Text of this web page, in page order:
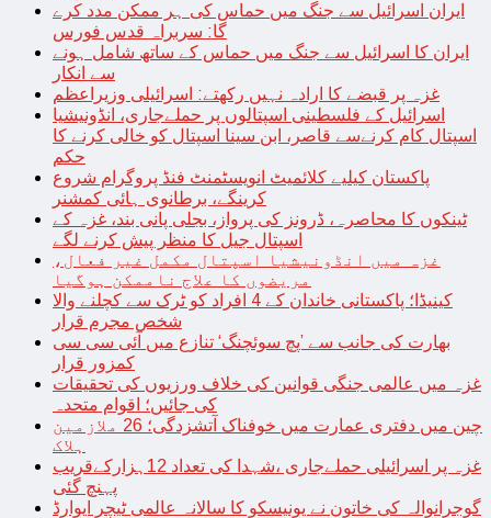
ایران اسرائیل سے جنگ میں حماس کی ہر ممکن مدد کرے
گا: سربراہ قدس فورس
ایران کا اسرائیل سے جنگ میں حماس کے ساتھ شامل ہونے
سے انکار
غزہ پر قبضے کا ارادہ نہیں رکھتے: اسرائیلی وزیراعظم
اسرائیل کے فلسطینی اسپتالوں پر حملےجاری، انڈونیشیا
اسپتال کام کرنےسے قاصر، ابن سینا اسپتال کو خالی کرنے کا
حکم
پاکستان کیلیے کلائمیٹ انویسٹمنٹ فنڈ پروگرام شروع
کرینگے، برطانوی ہائی کمشنر
ٹینکوں کا محاصرہ، ڈرونز کی پرواز، بجلی پانی بند، غزہ کے
اسپتال جیل کا منظر پیش کرنے لگے
غزہ میں انڈونیشیا اسپتال مکمل غیر فعال،
مریضوں کا علاج ناممکن ہوگیا
کینیڈا؛ پاکستانی خاندان کے 4 افراد کو ٹرک سے کچلنے والا
شخص مجرم قرار
بھارت کی جانب سے ’پچ سوئچنگ‘ تنازع میں آئی سی سی
کمزور قرار
غزہ میں عالمی جنگی قوانین کی خلاف ورزیوں کی تحقیقات
کی جائیں؛ اقوام متحدہ
چین میں دفتری عمارت میں خوفناک آتشزدگی؛ 26 ملازمین
ہلاک
غزہ پر اسرائیلی حملےجاری ،شہدا کی تعداد 12ہزارکےقریب
پہنچ گئی
گوجرانوالہ کی خاتون نے یونیسکو کا سالانہ عالمی ٹیچر ایوارڈ